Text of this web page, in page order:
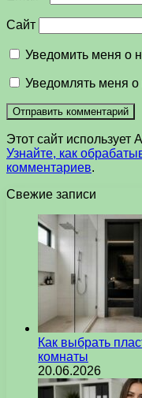
Сайт
Уведомить меня о
Уведомлять меня о
Этот сайт
Узнайте, как
комментариев.
Свежие записи
Как выбрать
комнаты
20.06.2026